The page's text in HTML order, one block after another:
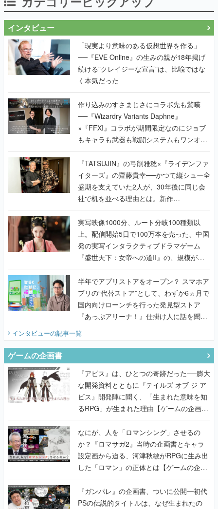
インタビュー
「現実より意味のある仮想世界を作る」
──『EVE Online』の生みの親が18年掲げ
続ける”クレイジーな宣言”は、比喩ではな
く本気だった
作り込みのすさまじさにコラボ先も驚嘆
──『Wizardry Variants Daphne』
×『FFXI』コラボが期間限定なのにジョブ
もキャラも武器も戦闘システムもワンオフ
で作り込まれた理由を両ディレクターに聞
く
『TATSUJIN』の弓削雅稔×『ライデンファ
イターズ』の齋藤貴幸──かつて縦シュー全
盛期を支えていた2人が、30年後に同じ会
社で机を並べる理由とは。新作
『TATSUJIN EXTREME』で初タッグを組
んだレジェンド2人に訊く開発秘話
実写映像1000分、ルート分岐100種類以
上。配信開始5日で100万本を売った、中国
発の実写インタラクティブドラマゲーム
『盛世天下：女帝への道II』の、規模が違
うこだわりをプロデューサーに聞いた
半年でアプリストアをオープン？ スマホア
プリの“代替ストア”として、わずか6ヵ月で
国内向けローンチを行った発見型ストア
『あっぷアリーナ！』仕掛け人に話を聞い
てみた
インタビューの記事一覧
ゲームの企画書
『アビス』は、ひとつの奇跡だった──膨大
な開発資料とともに『テイルズ オブ ジ ア
ビス』開発陣に聞く、「生まれた意味を知
るRPG」が生まれた理由【ゲームの企画
書】
なにが、人を「ロマンシング」させるの
か？『ロマサガ2』当時の企画書とキャラ
設定画から迫る、河津秋敏がRPGに生み出
した「ロマン」の正体とは【ゲームの企画
書】
『ガンパレ』の企画書、ついに公開━初代
PSの伝説的タイトルは、なぜ生まれたの